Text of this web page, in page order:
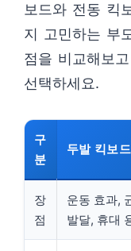
보드와 전동 킥
지 고민하는 부
점을 비교해보
선택하세요.
구
분
두발 킥보드
장
점
운동 효과,
발달, 휴대